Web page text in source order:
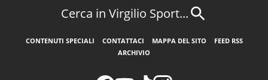
Cerca in Virgilio Sport...
CONTENUTI SPECIALI CONTATTACI MAPPA DEL SITO
FEED RSS
ARCHIVIO